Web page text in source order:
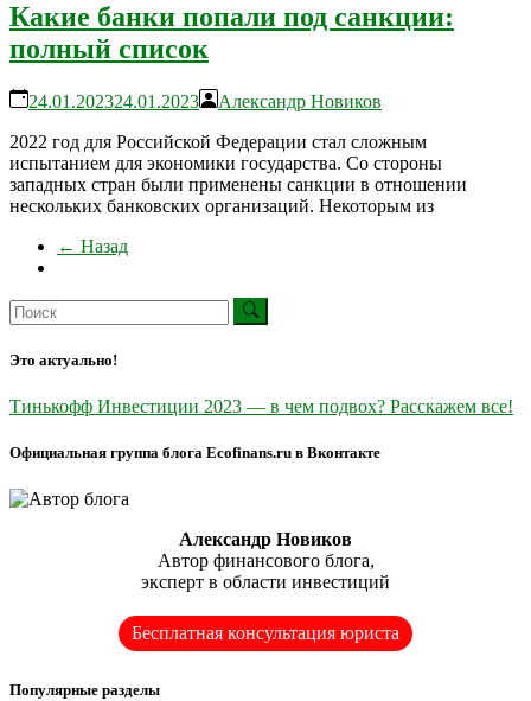
Какие банки попали под санкции:
полный список
24.01.202324.01.2023
Александр Новиков
2022 год для Российской Федерации стал сложным
испытанием для экономики государства. Со стороны
западных стран были применены санкции в отношении
нескольких банковских организаций. Некоторым из
← Назад
Это актуально!
Тинькофф Инвестиции 2023 — в чем подвох? Расскажем все!
Официальная группа блога Ecofinans.ru в Вконтакте
Александр Новиков
Автор финансового блога,
эксперт в области инвестиций
Бесплатная консультация юриста
Популярные разделы